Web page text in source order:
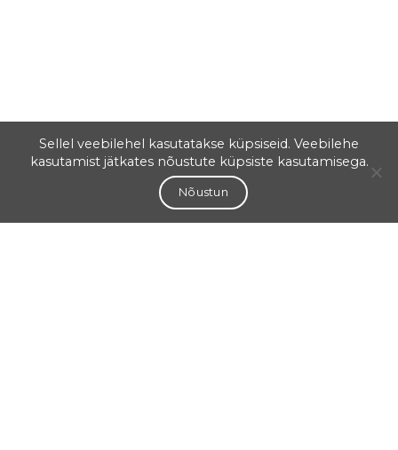
Sellel veebilehel kasutatakse küpsiseid. Veebilehe
kasutamist jätkates nõustute küpsiste kasutamisega.
Nõustun